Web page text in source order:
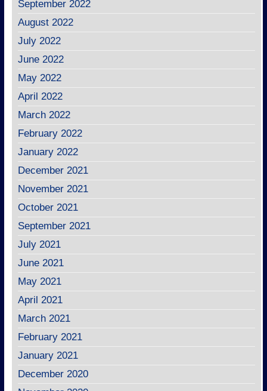
September 2022
August 2022
July 2022
June 2022
May 2022
April 2022
March 2022
February 2022
January 2022
December 2021
November 2021
October 2021
September 2021
July 2021
June 2021
May 2021
April 2021
March 2021
February 2021
January 2021
December 2020